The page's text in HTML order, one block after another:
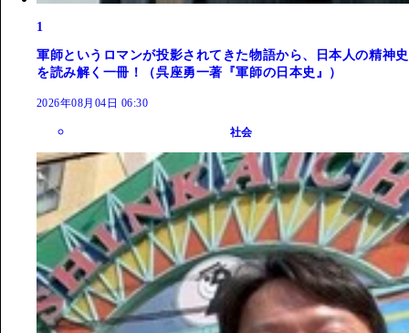
1
軍師というロマンが投影されてきた物語から、日本人の精神史
を読み解く一冊！（呉座勇一著『軍師の日本史』）
2026年08月04日 06:30
社会